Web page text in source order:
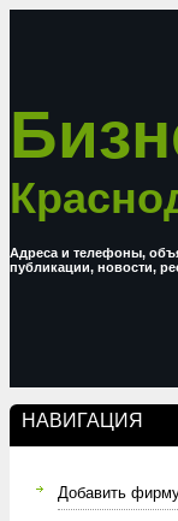
Адреса и телефоны,
публикации, новости,
НАВИГАЦИЯ
Добавить